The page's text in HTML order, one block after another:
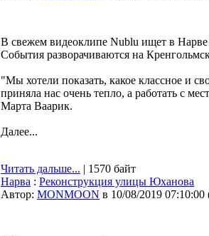
В свежем видеоклипе Nublu ищет в Нарве
События разворачиваются на
"Мы хотели показать, какое классное и
приняла нас очень тепло, а работать с
Марта Ваарик.
Далее...
Читать дальше... | 1570 байт
Нарва : Реконструкция улицы Юханова
Автор: MONMOON в 10/08/2019 07:10:00